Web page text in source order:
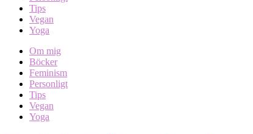
Tips
Vegan
Yoga
Om mig
Böcker
Feminism
Personligt
Tips
Vegan
Yoga